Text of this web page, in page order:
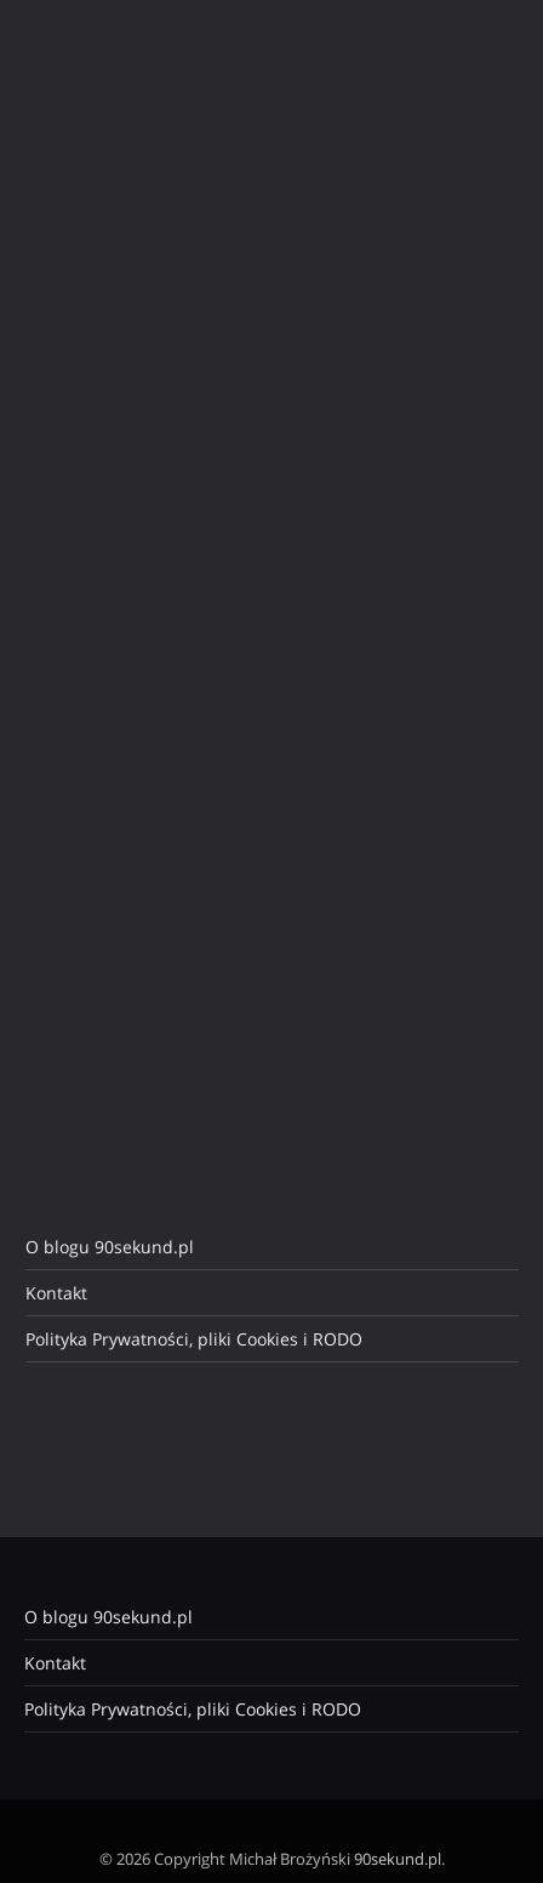
O blogu 90sekund.pl
Kontakt
Polityka Prywatności, pliki Cookies i RODO
O blogu 90sekund.pl
Kontakt
Polityka Prywatności, pliki Cookies i RODO
© 2026 Copyright Michał Brożyński90sekund.pl.